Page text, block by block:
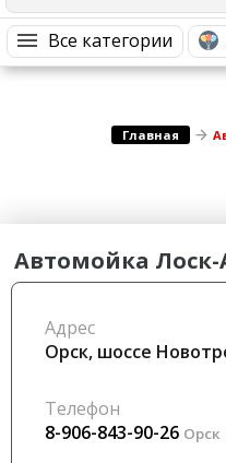
Все категории
Образование
Бытовые услуги
Главная
Автомойка Лоск-
Адрес
Орск, шоссе
Телефон
8-906-843-90-26 Орск